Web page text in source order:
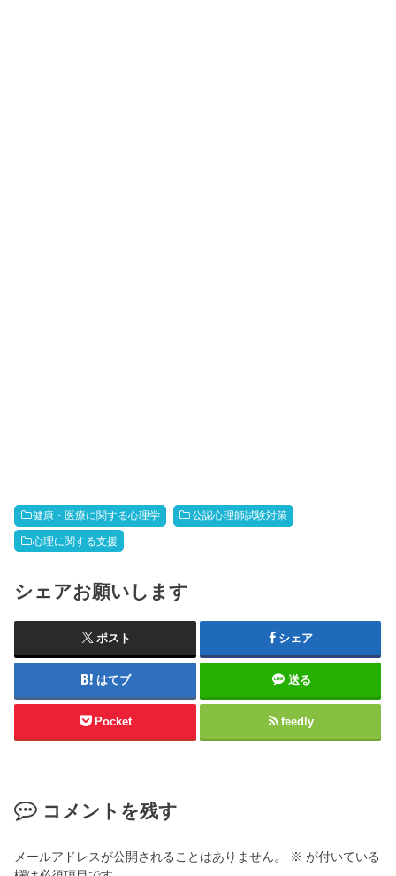
健康・医療に関する心理学 公認心理師試験対策
心理に関する支援
シェアお願いします
ポスト シェア
はてブ 送る
Pocket feedly
コメントを残す
メールアドレスが公開されることはありません。 ※ が付いている